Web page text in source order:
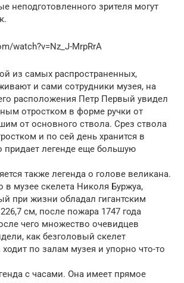
неподготовленного зрителя могут
watch?v=Nz_J-MrpRrA
из самых распространенных,
и сами сотрудники музея, на
расположения Петр Первый увидел
отростком в форме ручки от
от основного ствола. Срез ствола
и по сей день хранится в
придает легенде еще большую
также легенда о голове великана.
в музее скелета Николя Буржуа,
при жизни обладал гигантским
см, после пожара 1747 года
чего множество очевидцев
как безголовый скелет
по залам музея и упорно что-то
с часами. Она имеет прямое